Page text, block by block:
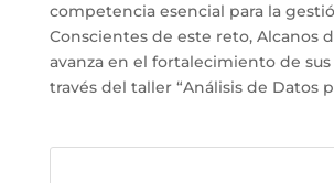
competencia esencial para la
Conscientes de este reto, Alcanos
avanza en el fortalecimiento de
través del taller “Análisis de Datos